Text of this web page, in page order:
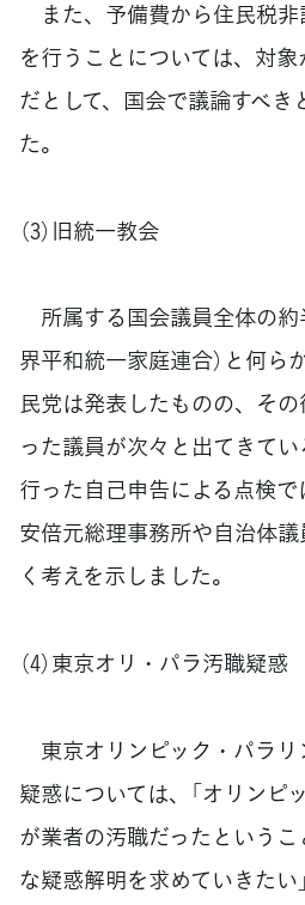
また、予備費から住民税
を行うことについては、対
だとして、国会で議論すべき
た。
（3）旧統一教会
所属する国会議員全体の約
界平和統一家庭連合）と何ら
民党は発表したものの、そ
った議員が次々と出てきて
行った自己申告による点検で
安倍元総理事務所や自治体
く考えを示しました。
（4）東京オリ・パラ汚職疑惑
東京オリンピック・パラ
疑惑については、「オリンピ
が業者の汚職だったという
な疑惑解明を求めていきたい